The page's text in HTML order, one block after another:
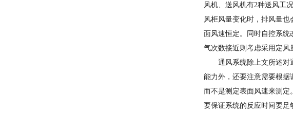
风机、送风机有2种送风工
风柜风量变化时，排风量
面风速恒定。同时自控系统
气次数接近则考虑采用定风
通风系统除上文所述对
能力外，还要注意需要根
而不是测定表面风速来测定
要保证系统的反应时间要足